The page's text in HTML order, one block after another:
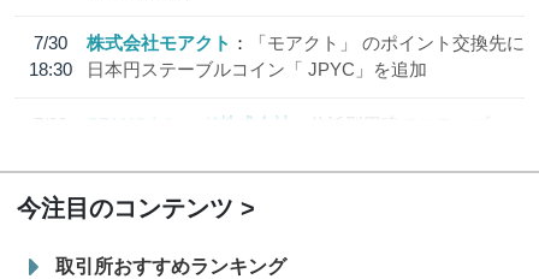
7/30
18:30
株式会社モアクト
「モアクト」 のポイント交換先に
日本円ステーブルコイン「 JPYC」を追加
7/29
SBI VCトレード株式会社
信託型円建てステーブル
今注目のコンテンツ
取引所おすすめランキング